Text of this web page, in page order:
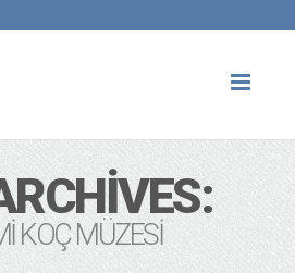
KOÇ MÜZESI